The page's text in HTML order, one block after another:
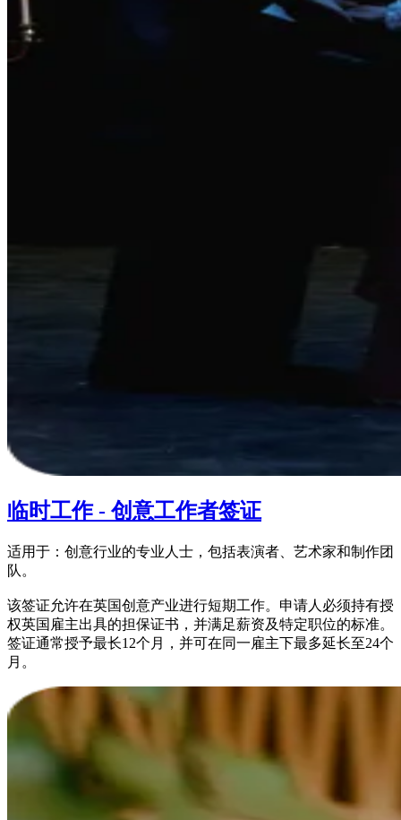
临时工作 - 创意工作者签证
适用于：创意行业的专业人士，包括表演者、艺术家和制作团
队。
该签证允许在英国创意产业进行短期工作。申请人必须持有授
权英国雇主出具的担保证书，并满足薪资及特定职位的标准。
签证通常授予最长12个月，并可在同一雇主下最多延长至24个
月。